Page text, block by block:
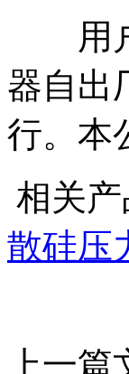
用户
器自出
行。本
相关产
散硅压
上一篇